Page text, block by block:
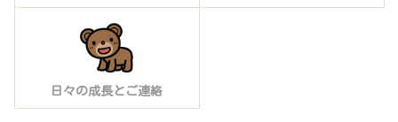
日々の成長とご連絡